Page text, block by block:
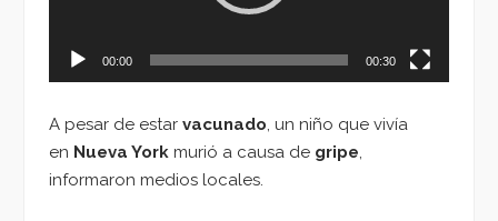
00:00 00:30
A pesar de estar vacunado, un niño que vivía
en Nueva York murió a causa de gripe,
informaron medios locales.